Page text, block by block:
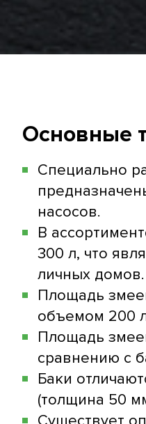
Основные
Специально
насосов.
В
300 л, что
личных домов.
Площадь
объемом 200
Площадь
сравнению с
Баки
(толщина 50